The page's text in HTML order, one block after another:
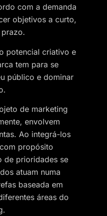
com a demanda
objetivos a curto,
potencial criativo e
tem para se
público e dominar
de marketing
envolvem
Ao integrá-los
propósito
de prioridades se
atuam numa
baseada em
áreas do